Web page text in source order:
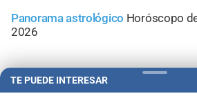
Panorama astrológico Horóscopo
2026
TE PUEDE INTERESAR